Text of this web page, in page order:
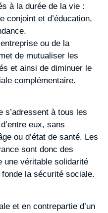
à la durée de la vie :
conjoint et d’éducation,
ou de la
de mutualiser les
et ainsi de diminuer le
complémentaire.
s’adressent à tous les
eux, sans
ou d’état de santé. Les
sont donc des
véritable solidarité
la sécurité sociale.
et en contrepartie d’un